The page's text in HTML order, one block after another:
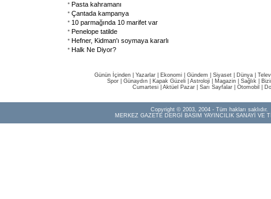
Pasta kahramanı
Çantada kampanya
10 parmağında 10 marifet var
Penelope tatilde
Hefner, Kidman'ı soymaya kararlı
Halk Ne Diyor?
Günün İçinden Yazarlar Ekonomi Gündem Siyaset Dünya |
Spor
Günaydın Kapak Güzeli Astroloji Magazin Sağlık
Cumartesi| Aktüel Pazar| Sarı Sayfalar| Otomobil
Copyright © 2003, 2004 - Tüm hakları saklıdır.
MERKEZ GAZETE DERGİ BASIM YAYINCILIK SANAYİ VE